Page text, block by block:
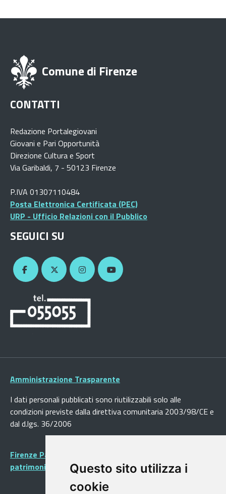
Questo sito utilizza i
cookie
Comune di Firenze
CONTATTI
Redazione Portalegiovani
Giovani e Pari Opportunità
Direzione Cultura e Sport
Via Garibaldi, 7 - 50123 Firenze
P.IVA 01307110484
Posta Elettronica Certificata (PEC)
URP - Ufficio Relazioni con il Pubblico
SEGUICI SU
Amministrazione Trasparente
I dati personali pubblicati sono riutilizzabili solo alle
condizioni previste dalla direttiva comunitaria 2003/98/CE e
dal d.lgs. 36/2006
Firenze Patrimonio Mondiale - Centro storico di Firenze
patrimonio dell’Umanità